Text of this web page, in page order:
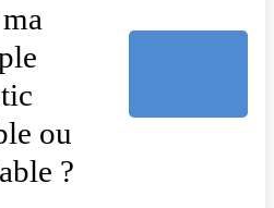
ou
?